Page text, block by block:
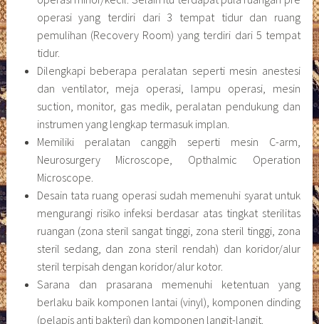
operasi yang terdiri dari 3 tempat tidur dan ruang
pemulihan (Recovery Room) yang terdiri dari 5 tempat
tidur.
Dilengkapi beberapa peralatan seperti mesin anestesi
dan ventilator, meja operasi, lampu operasi, mesin
suction, monitor, gas medik, peralatan pendukung dan
instrumen yang lengkap termasuk implan.
Memiliki peralatan canggih seperti mesin C-arm,
Neurosurgery Microscope, Opthalmic Operation
Microscope.
Desain tata ruang operasi sudah memenuhi syarat untuk
mengurangi risiko infeksi berdasar atas tingkat sterilitas
ruangan (zona steril sangat tinggi, zona steril tinggi, zona
steril sedang, dan zona steril rendah) dan koridor/alur
steril terpisah dengan koridor/alur kotor.
Sarana dan prasarana memenuhi ketentuan yang
berlaku baik komponen lantai (vinyl), komponen dinding
(pelapis anti bakteri) dan komponen langit-langit.